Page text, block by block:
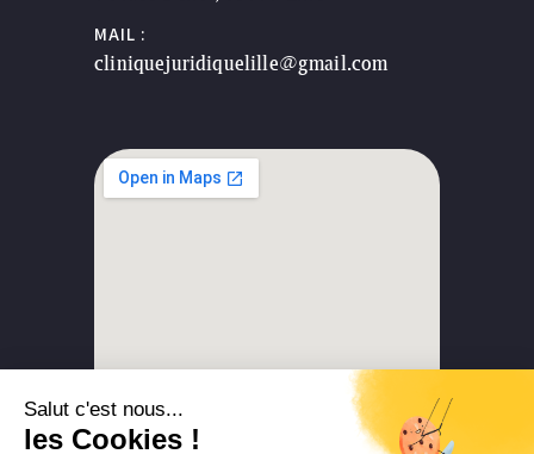
MAIL :
cliniquejuridiquelille@gmail.com
Politique de cookies